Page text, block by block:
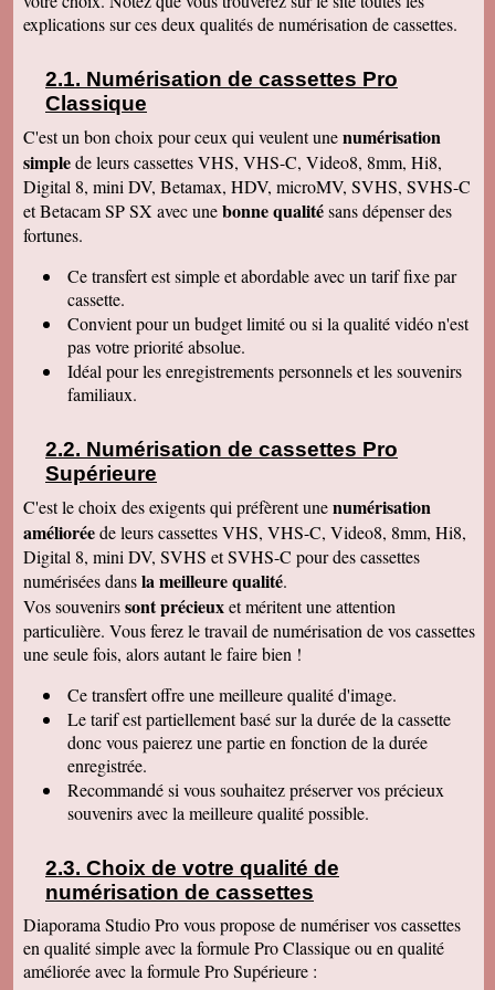
Le service aux clients est un art Mme Masse
est une artiste qui aime son métier et se soucie
Denise J
Merci pour votre très agréable numérisation sur
facilement. J'ai déménagé en Résidence
autonomie et trouvé quelqu'un pour la lancer sur
l'écran. Mais c'était simple et évident, avec un
peu de courage et de réflexion j'y serai
parvenue. Tout fonctionne, facile d'accès.
Merci. Je garde vos coordonnées. Bien
Bernard G
Pour votre livre d'or : J'ai oublié ou plutôt remis
à plus tard ce que je devais vous écrire après
avoir reçu le disque dur. Pardonnez ma
négligence. Je tiens à vous redire toute ma
satisfaction, pour le travail accompli, mais aussi
vous remercier pour la qualité de votre relation
avec vos clients, ce qui constitue au final une
pour votre entreprise. Bien cordialement
Claudine T
de déballer et de picorer d'une cassette à l'autre.
Merci pour le travail. Nos souvenirs sont sauvés
: une grande joie pour mes enfants et mes
petits enfants. Je vous recommanderais dans
mon entourage pour votre sérieux. Merci
encore.
Aurélie V
Bonjour Sandrine !! J'ai mis du temps pour vous
écrire un commentaire très positif car nous
Merveilleux travail !!! Les films sont super !!
Excellente qualité d'images malgré l'âge des K7
:) Vous êtes une personne de confiance et je
suis heureuse de vous avoir confié les vidéos
de ma Maman décédée !! Je vous recommande
vraiment !! Prenez bien soin de vous !! Au
plaisir
Gislaine P
pas que ça rendrait aussi bien du fait que mes
cassettes sont vieilles plus de 30 ans ! Je vais
parler de vous à ma soeur qui a des cassettes a
copier aussi sur des cd. Bonne journée
Félix F.
explications sur ces deux qualités de numérisation de cassettes.
Numérisation de cassettes Pro
Classique
C'est un bon choix pour ceux qui veulent unenumérisation
simplede leurs cassettes VHS, VHS-C, Video8, 8mm, Hi8,
Digital 8, mini DV, Betamax, HDV, microMV, SVHS, SVHS-C
et Betacam SP SX avec unebonne qualitésans dépenser des
fortunes.
Ce transfertest simple et abordable avec un tarif fixe par
cassette.
Convient pour un budget limité ou si la qualité vidéo n'est
pas votre priorité absolue.
Idéal pour les enregistrements personnels et les souvenirs
familiaux.
Numérisation de cassettes Pro
Supérieure
C'est le choix des exigents qui préfèrent unenumérisation
amélioréede leurs cassettes VHS, VHS-C, Video8, 8mm, Hi8,
Digital 8, mini DV, SVHS et SVHS-C pour des cassettes
numérisées dansla meilleure qualité.
Vos souvenirssont précieuxet méritent une attention
particulière. Vous ferez le travail de numérisation de vos cassettes
une seule fois, alors autant le faire bien !
Ce transfertoffre une meilleure qualité d'image.
Le tarif est partiellement basé sur la durée de la cassette
donc vous paierez une partie en fonction de la durée
enregistrée.
Recommandé si vous souhaitez préserver vos précieux
souvenirs avec la meilleure qualité possible.
Choix de votre qualité de
numérisation de cassettes
Diaporama Studio Pro vous propose de numériser vos cassettes
en qualité simple avec la formule Pro Classique ou en qualité
améliorée avec la formule Pro Supérieure :